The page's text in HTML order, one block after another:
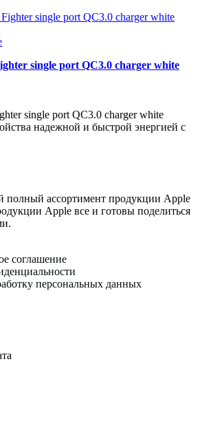
single port QC3.0 charger white
single port QC3.0 charger white
надежной и быстрой энергией с
полный ассортимент продукции Apple
Apple все и готовы поделиться
соглашение
персональных данных